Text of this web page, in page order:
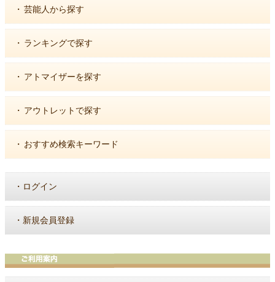
・ 芸能人から探す
・ ランキングで探す
・ アトマイザーを探す
・ アウトレットで探す
・ おすすめ検索キーワード
・ ログイン
・ 新規会員登録